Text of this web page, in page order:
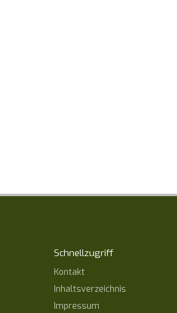
Schnellzugriff
Kontakt
Inhaltsverzeichnis
Impressum